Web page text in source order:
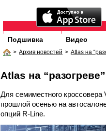
Подшивка Видео
> Архив новостей > Atlas на
Atlas на “разогреве”
Для семиместного кроссовера
прошлой осенью на
опций R-Line.